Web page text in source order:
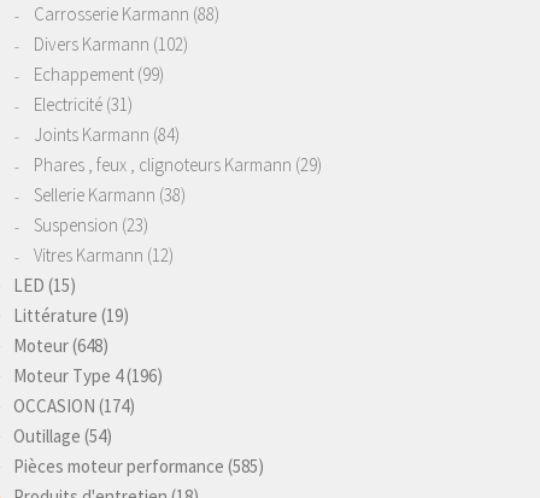
Carrosserie Karmann (88)
Divers Karmann (102)
Echappement (99)
Electricité (31)
Joints Karmann (84)
Phares , feux , clignoteurs Karmann (29)
Sellerie Karmann (38)
Suspension (23)
Vitres Karmann (12)
LED (15)
Littérature (19)
Moteur(648)
Moteur Type 4(196)
OCCASION (174)
Outillage (54)
Pièces moteur performance (585)